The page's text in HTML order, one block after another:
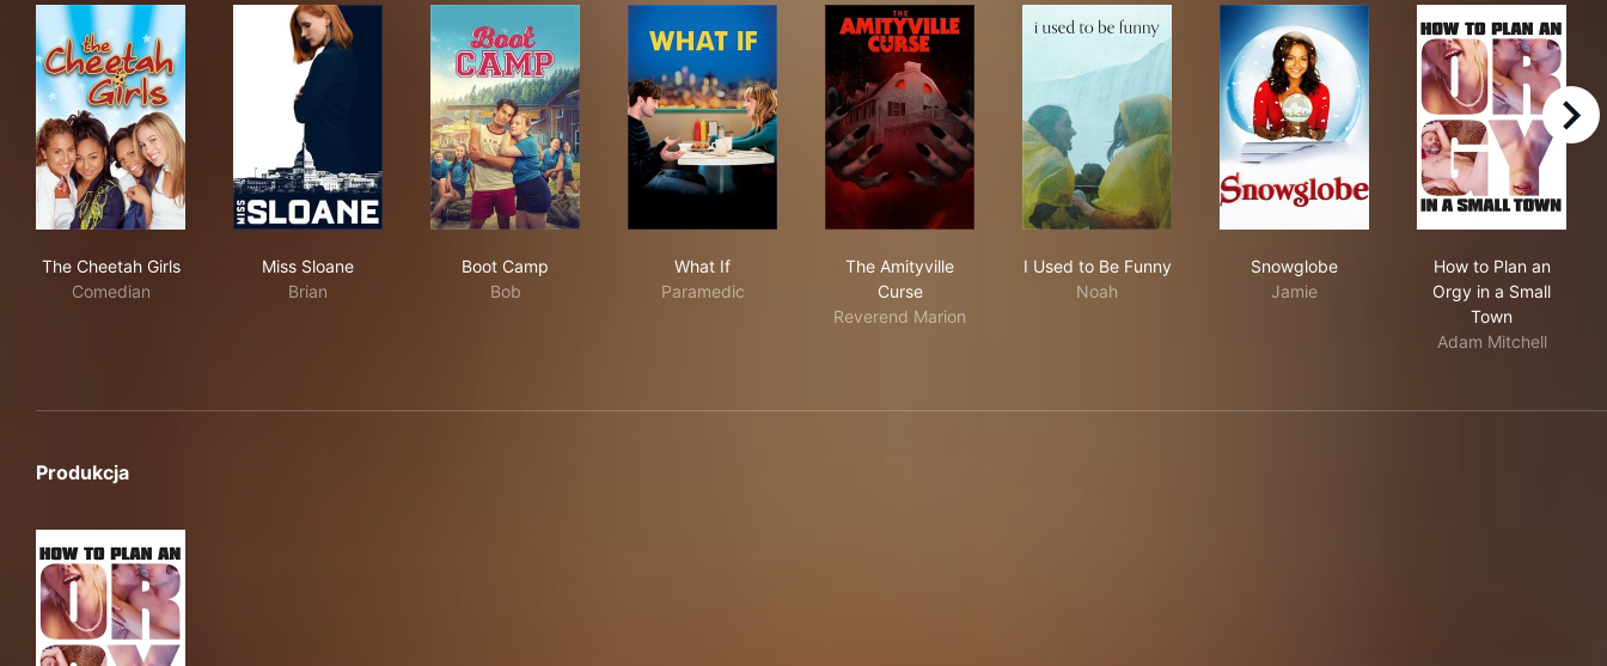
The Cheetah Girls
Comedian
Miss Sloane
Brian
Boot Camp
Bob
What If
Paramedic
The Amityville
Curse
Reverend Marion
I Used to Be Funny
Noah
Snowglobe
Jamie
How to Plan an
Orgy in a Small
Town
Adam Mitchell
right
Produkcja